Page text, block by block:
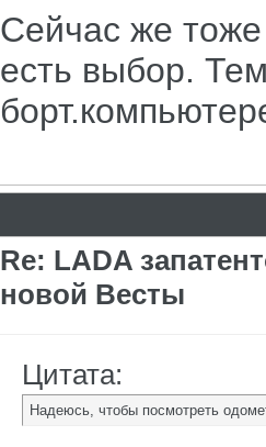
Сейчас же
есть выбор.
Re: LADA
новой Весты
Цитата:
Надеюсь, чтобы посмотреть